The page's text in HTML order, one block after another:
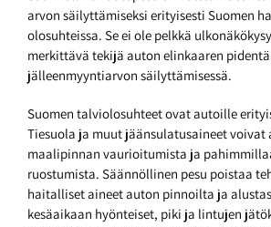
arvon säilyttämiseksi erityisesti Suomen
olosuhteissa. Se ei ole pelkkä
merkittävä tekijä auton elinkaaren
jälleenmyyntiarvon säilyttämisessä.
Suomen talviolosuhteet ovat autoille
Tiesuola ja muut jäänsulatusaineet voivat
maalipinnan vaurioitumista ja
ruostumista. Säännöllinen pesu poistaa
haitalliset aineet auton pinnoilta ja
kesäaikaan hyönteiset, piki ja lintujen